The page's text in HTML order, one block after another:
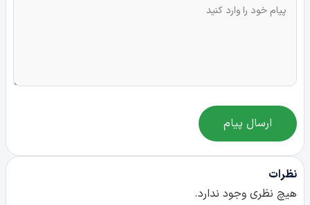
ارسال پیام
نظرات
هیچ نظری وجود ندارد.